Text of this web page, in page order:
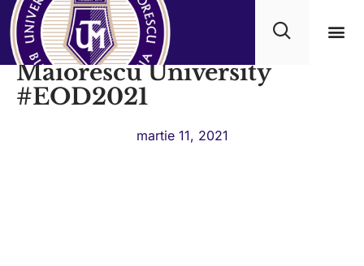
Erasmus Open Day at Titu
Maiorescu University
#EOD2021
martie 11, 2021